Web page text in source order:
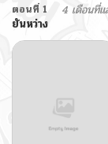
ตอนที่ 1
4 เดือนที่แ
ยันหว่าง